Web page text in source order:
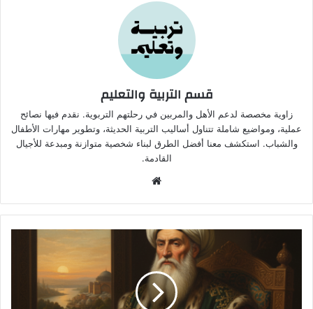
قسم التربية والتعليم
زاوية مخصصة لدعم الأهل والمربين في رحلتهم التربوية. نقدم فيها نصائح
عملية، ومواضيع شاملة تتناول أساليب التربية الحديثة، وتطوير مهارات الأطفال
والشباب. استكشف معنا أفضل الطرق لبناء شخصية متوازنة ومبدعة للأجيال
القادمة.